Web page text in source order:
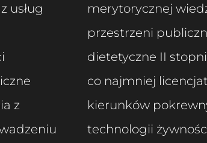
usług
z
merytorycznej
przestrzeni
dietetyczne II
co najmniej
kierunków
technologii